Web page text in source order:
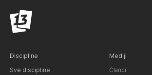
Discipline
Sve discipline
Mediji
Članci